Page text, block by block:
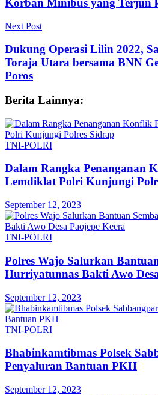
Korban Minibus yang Terjun
Next Post
Dukung Operasi Lilin 2022,
Toraja Utara bersama BNN
Poros
Berita Lainnya:
TNI-POLRI
Dalam Rangka Penanganan
Lemdiklat Polri Kunjungi
September 12, 2023
TNI-POLRI
Polres Wajo Salurkan
Hurriyatunnas Bakti Awo
September 12, 2023
TNI-POLRI
Bhabinkamtibmas Polsek
Penyaluran Bantuan PKH
September 12, 2023